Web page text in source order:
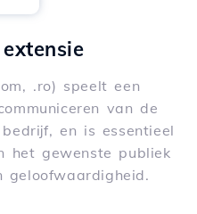
.ro) speelt een
van de
en is essentieel
het gewenste publiek
geloofwaardigheid.